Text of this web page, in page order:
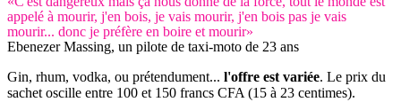
appelé à mourir, j'en bois, je vais mourir, j'en bois pas je vais
mourir... donc je préfère en boire et mourir»
Ebenezer Massing, un pilote de taxi-moto de 23 ans
Gin, rhum, vodka, ou prétendument... l'offre est variée. Le prix du
sachet oscille entre 100 et 150 francs CFA (15 à 23 centimes).